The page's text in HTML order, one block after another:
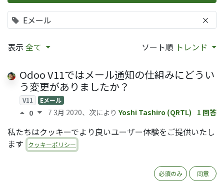
Eメール ×
表示 全て ソート順 トレンド
Odoo V11ではメール通知の仕組みにどうい
う変更がありましたか？
V11 Eメール
0 7 3月 2020、次により Yoshi Tashiro (QRTL) 1 回答
Odooからのメールにフォロワーを表示 -
mail_show_follower
回答
私たちはクッキーでより良いユーザー体験をご提供いたし
ます
クッキーポリシー
必須のみ 同意